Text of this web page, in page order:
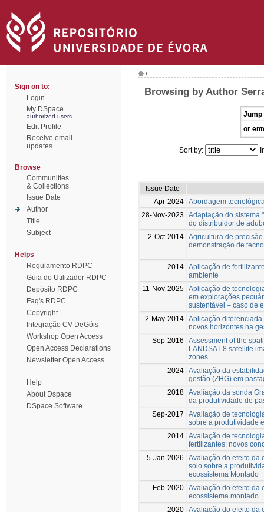
Sign on to:
Login
My DSpace
authorized users
Edit Profile
Receive email
updates
Browse
Communities
& Collections
Issue Date
Author
Title
Subject
Helps
Regulamento RDPC
Guia do Utilizador RDPC
Depósito RDPC
Faq's RDPC
Copyright
Integração CV DeGóis
Workshop Open Access
Open Access Declarations
Newsletter Open Access
Help
About Dspace
DSpace Software
/
Browsing by Author
Jump
or
Sort by:
Issue Date
Apr-2024 Abordagem
28-Nov-2023
Adaptação do sistema
do distribuidor de
2-Oct-2014 Agricultura de
demonstração de
2014 Aplicação de
ambiente
11-Nov-2025 Aplicação de
em explorações
sustentável – caso de
2-May-2014 Aplicação
novos horizontes na
Sep-2016
Assessment of the
LANDSAT 8 satellite
zones
2024 Avaliação da
gestão (ZHG) em
2018 Avaliação da sonda
da produtividade de
Sep-2017
Avaliação de
sobre a produtividade
2014 Avaliação de
fertilizantes: novos
5-Jan-2026
Avaliação do efeito da
solo sobre a
ecossistema Montado
Feb-2020 Avaliação do efeito da
ecossistema montado
2020 Avaliação do efeito da